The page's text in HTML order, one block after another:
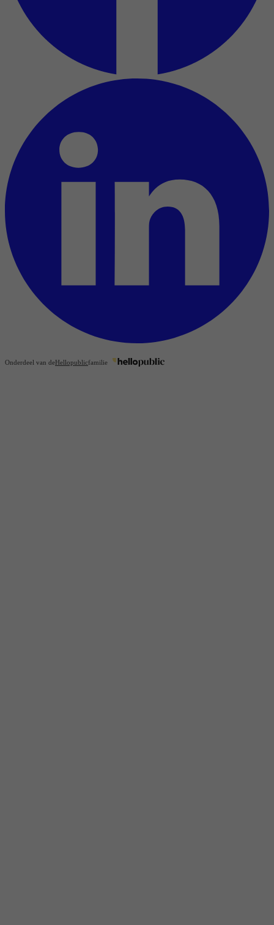
Onderdeel van deHellopublicfamilie